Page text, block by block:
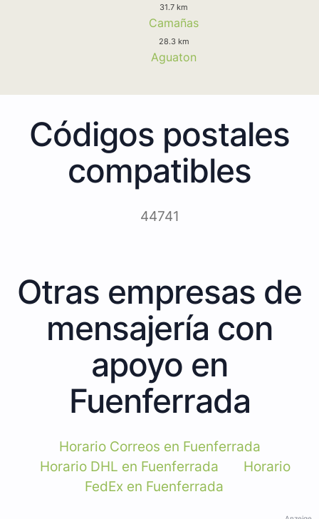
31.7 km
Camañas
28.3 km
Aguaton
Códigos postales
compatibles
44741
Otras empresas de
mensajería con
apoyo en
Fuenferrada
Horario Correos en Fuenferrada
Horario DHL en Fuenferrada
Horario
FedEx en Fuenferrada